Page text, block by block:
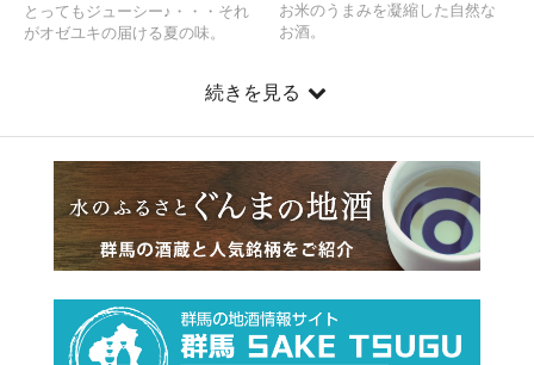
とってもジューシー♪・・・それ
がオゼユキの届ける夏の味。
お米のうまみを凝縮した自然な
お酒。
続きを見る